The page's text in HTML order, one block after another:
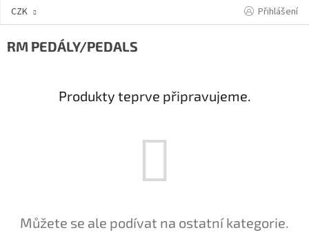
Přejít
CZK Přihlášení
RM PEDÁLY/PEDALS
Produkty teprve připravujeme.
Můžete se ale podívat na ostatní kategorie.